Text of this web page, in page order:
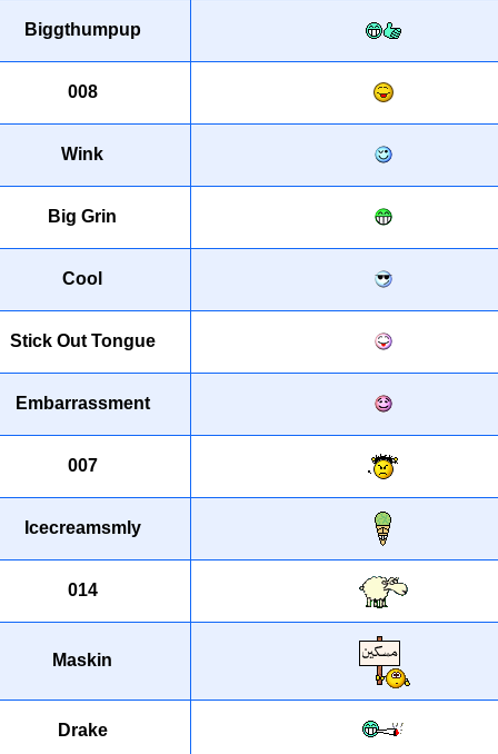
Biggthumpup
008
Wink
Big Grin
Cool
Stick Out Tongue
Embarrassment
007
Icecreamsmly
014
Maskin
Drake